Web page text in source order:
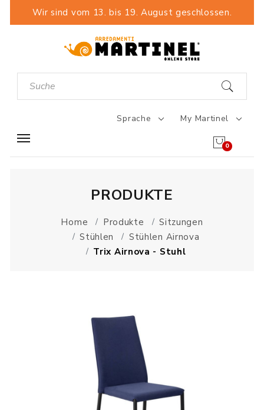
Wir sind vom 13. bis 19. August geschlossen.
Sprache My Martinel
0
PRODUKTE
Home Produkte
Sitzungen
Stühlen
Stühlen Airnova
Trix Airnova - Stuhl